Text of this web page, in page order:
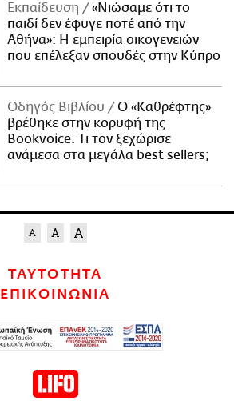
Εκπαίδευση
«Νιώσαμε ότι το
παιδί δεν έφυγε ποτέ από την
Αθήνα»: Η εμπειρία οικογενειών
που επέλεξαν σπουδές στην Κύπρο
Οδηγός Βιβλίου
Ο «Καθρέφτης»
βρέθηκε στην κορυφή της
Bookvoice. Τι τον ξεχώρισε
ανάμεσα στα μεγάλα best sellers;
ΤΑΥΤΟΤΗΤΑ
ΕΠΙΚΟΙΝΩΝΙΑ